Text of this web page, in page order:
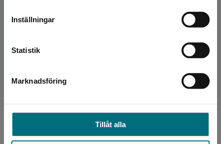
Inställningar
Statistik
Marknadsföring
Tillåt alla
inkl. moms
Exkl. moms: 181 kr